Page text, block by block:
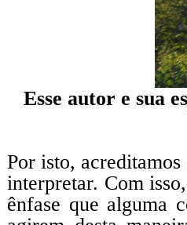
Esse autor e sua
Por isto,
interpretar. Com
ênfase que alguma